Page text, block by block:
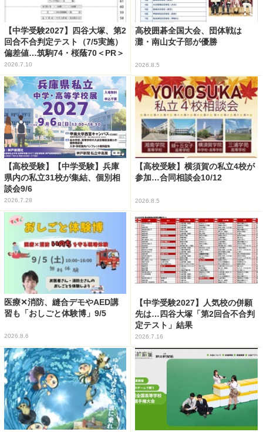
【中学受験2027】四谷大塚、第2
回合不合判定テスト（7/5実施）
偏差値…筑駒74・桜蔭70＜PR＞
2026.7.10
高校囲碁全国大会、団体戦は
灘・南山女子部が優勝
2026.8.5
【高校受験】【中学受験】兵庫
県内の私立31校が集結、個別相
談会9/6
2026.7.28
【高校受験】横須賀の私立4校が
参加…合同相談会10/12
2026.8.5
医療✕消防、縫合デモやAED講
習も「おしごと体験博」9/5
2026.8.6
【中学受験2027】人気校の併願
先は…四谷大塚「第2回合不合判
定テスト」結果
2026.7.16